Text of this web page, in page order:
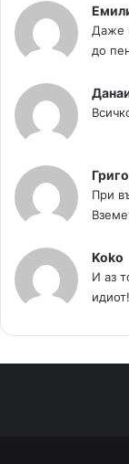
Даже
до
При
Koko
И аз